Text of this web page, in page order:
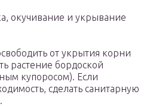
окучивание и укрывание
от укрытия корни
растение бордоской
купоросом). Если
сделать санитарную